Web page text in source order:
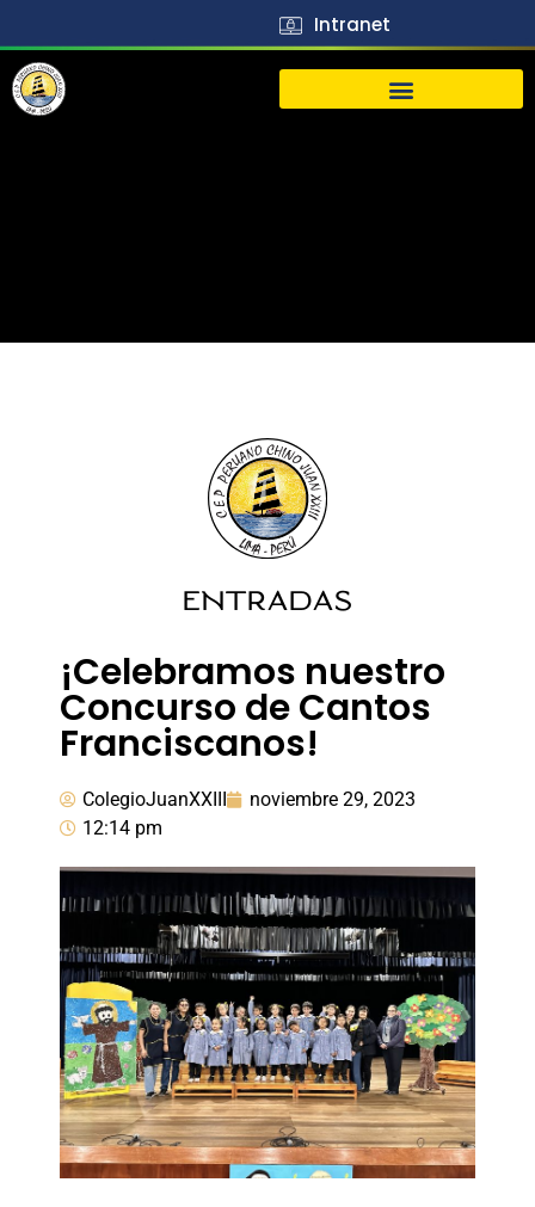
Intranet
ENTRADAS
¡Celebramos nuestro
Concurso de Cantos
Franciscanos!
ColegioJuanXXIII
noviembre 29, 2023
12:14 pm